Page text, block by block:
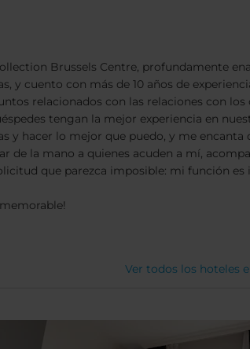
Brussels Centre, profundamente
y cuento con más de 10 años de
relacionados con las relaciones con los
tengan la mejor experiencia en
y hacer lo mejor que puedo, y me encanta
de la mano a quienes acuden a mí,
que parezca imposible: mi función es
Ver todos los hoteles